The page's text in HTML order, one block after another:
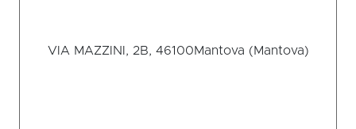
VIA MAZZINI, 2B, 46100Mantova (Mantova)